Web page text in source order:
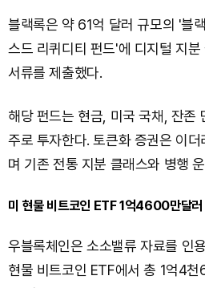
블랙록은 약 61억 달러 규모의 '블
스드 리퀴디티 펀드'에 디지털 지
서류를 제출했다.
해당 펀드는 현금, 미국 국채, 잔존
주로 투자한다. 토큰화 증권은 이
며 기존 전통 지분 클래스와 병행
미 현물 비트코인 ETF 1억4600만달러
우블록체인은 소소밸류 자료를 인
현물 비트코인 ETF에서 총 1억4